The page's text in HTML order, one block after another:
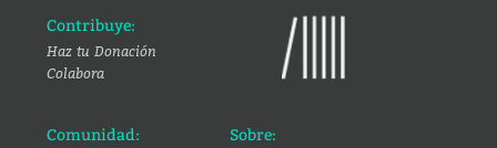
Contribuye:
Haz tu Donación
Colabora
Comunidad: Sobre: